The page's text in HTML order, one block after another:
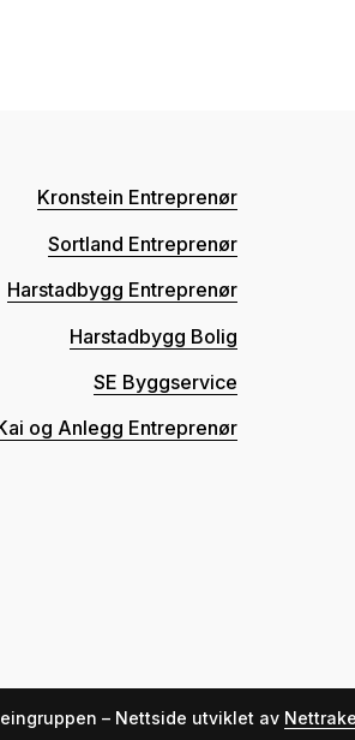
Kronstein Entreprenør
Sortland Entreprenør
Harstadbygg Entreprenør
Harstadbygg Bolig
SE Byggservice
og Anlegg Entreprenør
– Nettside utviklet av